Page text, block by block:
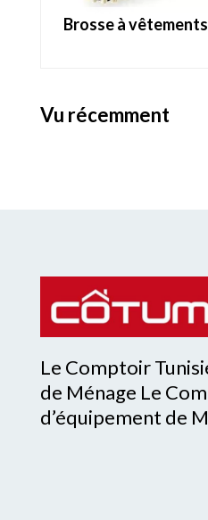
brosse à vêtements
vu récemment
Le Comptoir
de Ménage Le
d’équipement de